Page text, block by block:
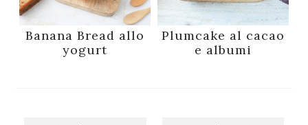
Banana Bread allo
yogurt
Plumcake al cacao
e albumi